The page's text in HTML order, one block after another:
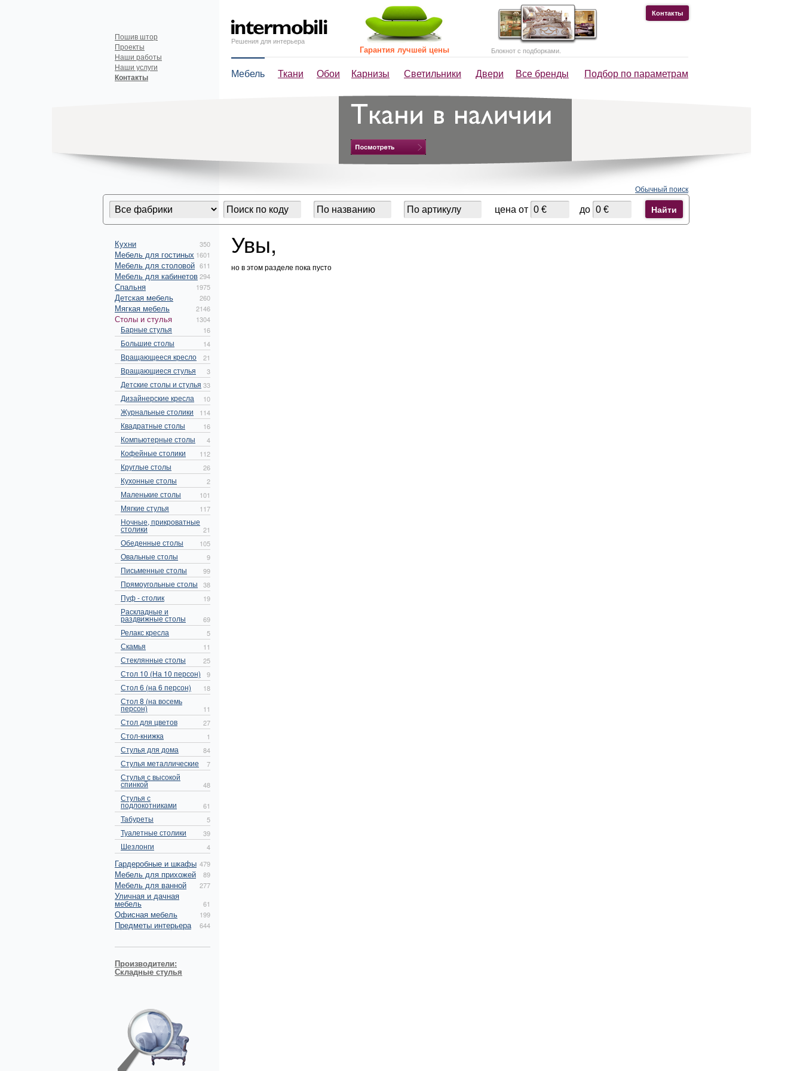
Решения для интерьера
Мебель Ткани Обои Карнизы Светильники Двери Все бренды Подбор по параметрам
Пошив штор
Проекты
Наши работы
Наши услуги
Контакты
Контакты
Гарантия лучшей цены Блокнот с подборками.
Обычный поиск
цена от до Найти
Кухни 350
Мебель для гостиных 1601
Мебель для столовой 611
Мебель для кабинетов294
Спальня 1975
Детская мебель 260
Мягкая мебель 2146
Столы и стулья 1304
Барные стулья 16
Большие столы 14
Вращающееся кресло 21
Вращающиеся стулья 3
Детские столы и стулья 33
Дизайнерские кресла 10
Журнальные столики 114
Квадратные столы 16
Компьютерные столы 4
Кофейные столики 112
Круглые столы 26
Кухонные столы 2
Маленькие столы 101
Мягкие стулья 117
Ночные, прикроватные
столики 21
Обеденные столы 105
Овальные столы 9
Письменные столы 99
Прямоугольные столы 38
Пуф - столик 19
Раскладные и
раздвижные столы 69
Релакс кресла 5
Скамья 11
Стеклянные столы 25
Стол 10 (На 10 персон) 9
Стол 6 (на 6 персон) 18
Стол 8 (на восемь
персон) 11
Стол для цветов 27
Стол-книжка 1
Стулья для дома 84
Стулья металлические 7
Стулья с высокой
спинкой 48
Стулья с
подлокотниками 61
Табуреты 5
Туалетные столики 39
Шезлонги 4
Гардеробные и шкафы 479
Мебель для прихожей 89
Мебель для ванной 277
Уличная и дачная
мебель 61
Офисная мебель 199
Предметы интерьера 644
Производители:
Складные стулья
Увы,
но в этом разделе пока пусто